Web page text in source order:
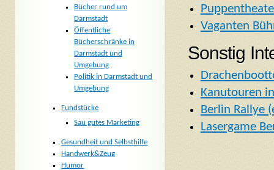
Vaganten
Sonstig
Kanutouren
Berlin Rallye
Lasergame
Bücher rund um
Darmstadt
Öffentliche
Bücherschränke in
Darmstadt und
Umgebung
Politik in Darmstadt und
Umgebung
Fundstücke
Sau gutes Marketing
Gesundheit und Selbsthilfe
Handwerk&Zeug
Humor